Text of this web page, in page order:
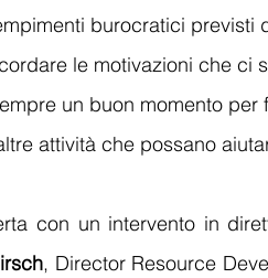
burocratici previsti
le motivazioni che ci
un buon momento per
attività che possano
con un intervento in
, Director Resource